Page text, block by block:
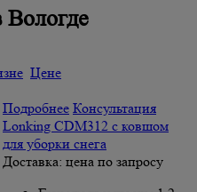
Цене
Подробнее Консультация
Lonking CDM312 с ковшом
для уборки снега
Доставка: цена по запросу